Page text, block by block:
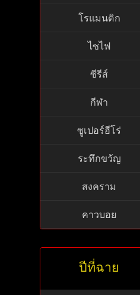
โรแมนติก
ไซไฟ
ซีรีส์
กีฬา
ซูเปอร์ฮีโร่
ระทึกขวัญ
สงคราม
คาวบอย
ปีที่ฉาย